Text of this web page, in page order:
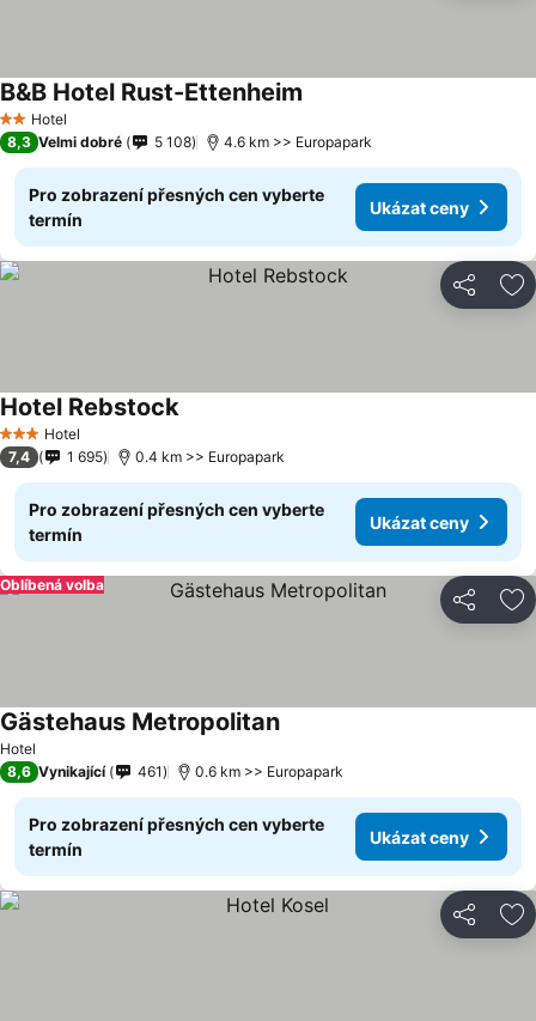
2 Počet hvězdiček
Hotel
B&B Hotel Rust-Ettenheim
8,3 Velmi dobré 5 108 4.6 km >> Europapark
Pro zobrazení přesných cen vyberte
termín
Ukázat ceny
Sdílet
3 Počet hvězdiček
Hotel
Hotel Rebstock
7,4 1 695 0.4 km >> Europapark
Pro zobrazení přesných cen vyberte
termín
Ukázat ceny
Sdílet
Oblíbená volba
Hotel
Gästehaus Metropolitan
8,6 Vynikající 461 0.6 km >> Europapark
Pro zobrazení přesných cen vyberte
termín
Ukázat ceny
Sdílet